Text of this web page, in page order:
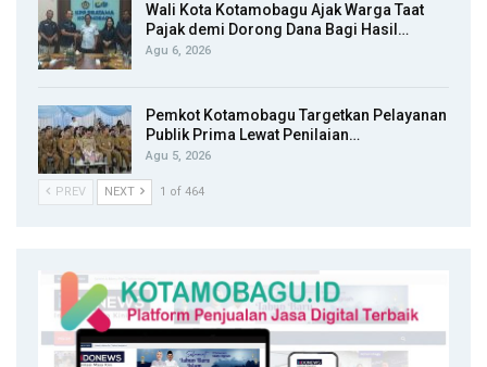
Wali Kota Kotamobagu Ajak Warga Taat
Pajak demi Dorong Dana Bagi Hasil…
Agu 6, 2026
Pemkot Kotamobagu Targetkan Pelayanan
Publik Prima Lewat Penilaian…
Agu 5, 2026
PREV NEXT 1 of 464